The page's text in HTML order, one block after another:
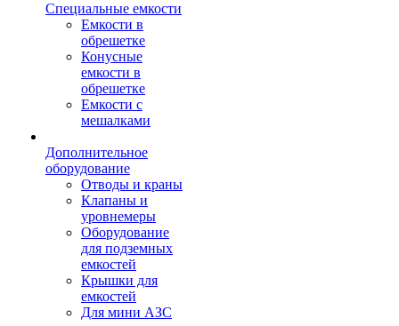
Специальные емкости
Емкости в
обрешетке
Конусные
емкости в
обрешетке
Емкости с
мешалками
Дополнительное
оборудование
Отводы и краны
Клапаны и
уровнемеры
Оборудование
для подземных
емкостей
Крышки для
емкостей
Для мини АЗС